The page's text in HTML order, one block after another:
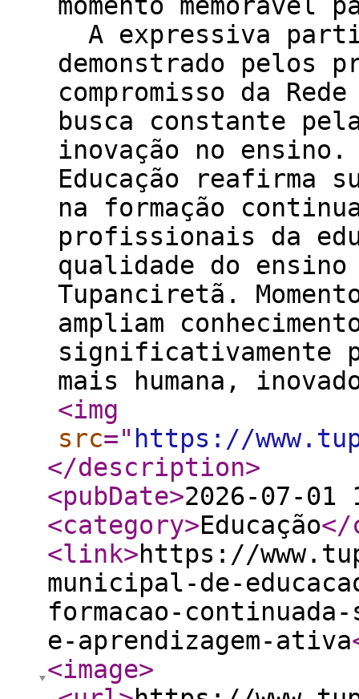
A expressiva
demonstrado pelos
compromisso da
busca constante
inovação no
Educação reafirma
na formação
profissionais da
qualidade do
Tupanciretã.
ampliam
significativamente
mais humana,
<img
src=" https://
</description>
<pubDate>2026-07-01
<category>Educação</
<link>https://
municipal-de-
formacao-
e-aprendizagem-ativa
<image>